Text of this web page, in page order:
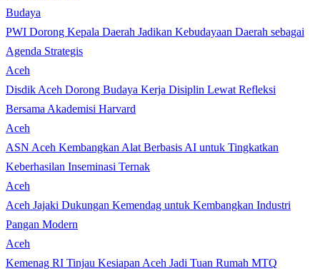
Budaya
PWI Dorong Kepala Daerah Jadikan Kebudayaan Daerah sebagai
Agenda Strategis
Aceh
Disdik Aceh Dorong Budaya Kerja Disiplin Lewat Refleksi
Bersama Akademisi Harvard
Aceh
ASN Aceh Kembangkan Alat Berbasis AI untuk Tingkatkan
Keberhasilan Inseminasi Ternak
Aceh
Aceh Jajaki Dukungan Kemendag untuk Kembangkan Industri
Pangan Modern
Aceh
Kemenag RI Tinjau Kesiapan Aceh Jadi Tuan Rumah MTQ